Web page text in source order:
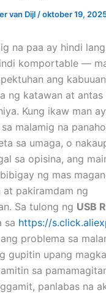
van Dijl /oktober 19,
na paa ay hindi lang
komportable —
ang
ng katawan at antas
Kung ikaw man ay
malamig na
sa umaga, o
sa opisina, ang
ng mas
at pakiramdam ng
Sa tulong ng USB
sa https://
problema sa
gupitin upang
sa
panlabas na